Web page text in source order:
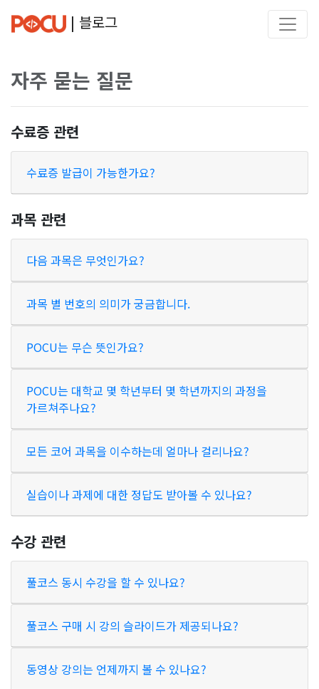
| 블로그
자주 묻는 질문
수료증 관련
수료증 발급이 가능한가요?
과목 관련
다음 과목은 무엇인가요?
과목 별 번호의 의미가 궁금합니다.
POCU는 무슨 뜻인가요?
POCU는 대학교 몇 학년부터 몇 학년까지의 과정을
가르쳐주나요?
모든 코어 과목을 이수하는데 얼마나 걸리나요?
실습이나 과제에 대한 정답도 받아볼 수 있나요?
수강 관련
풀코스 동시 수강을 할 수 있나요?
풀코스 구매 시 강의 슬라이드가 제공되나요?
동영상 강의는 언제까지 볼 수 있나요?